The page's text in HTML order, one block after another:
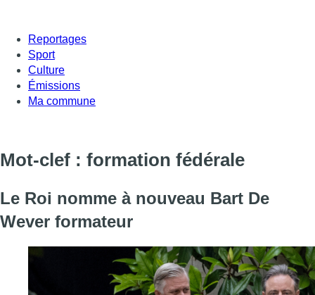
Reportages
Sport
Culture
Émissions
Ma commune
Mot-clef : formation fédérale
Le Roi nomme à nouveau Bart De
Wever formateur